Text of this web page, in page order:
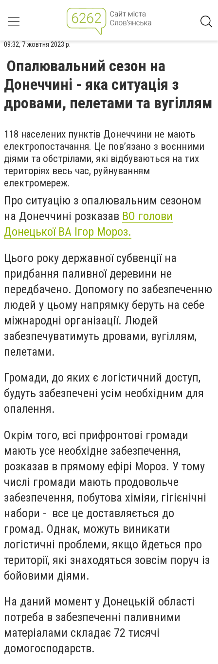
09:32, 7 жовтня 2023 р.
Опалювальний сезон на
Донеччині - яка ситуація з
дровами, пелетами та вугіллям
118 населених пунктів Донеччини не мають
електропостачання. Це пов’язано з воєнними
діями та обстрілами, які відбуваються на тих
територіях весь час, руйнуванням
електромереж.
Про ситуацію з опалювальним сезоном
на Донеччині розказав ВО голови
Донецької ВА Ігор Мороз.
Цього року державної субвенції на
придбання паливної деревини не
передбачено. Допомогу по забезпеченню
людей у цьому напрямку беруть на себе
міжнародні організації. Людей
забезпечуватимуть дровами, вугіллям,
пелетами.
Громади, до яких є логістичний доступ,
будуть забезпечені усім необхідним для
опалення.
Окрім того, всі прифронтові громади
мають усе необхідне забезпечення,
розказав в прямому ефірі Мороз. У тому
числі громади мають продовольче
забезпечення, побутова хіміяи, гігієнічні
набори - все це доставляється до
громад. Однак, можуть виникати
логістичні проблеми, якщо йдеться про
території, які знаходяться зовсім поруч із
бойовими діями.
На даний момент у Донецькій області
потреба в забезпеченні паливними
матеріалами складає 72 тисячі
домогосподарств.